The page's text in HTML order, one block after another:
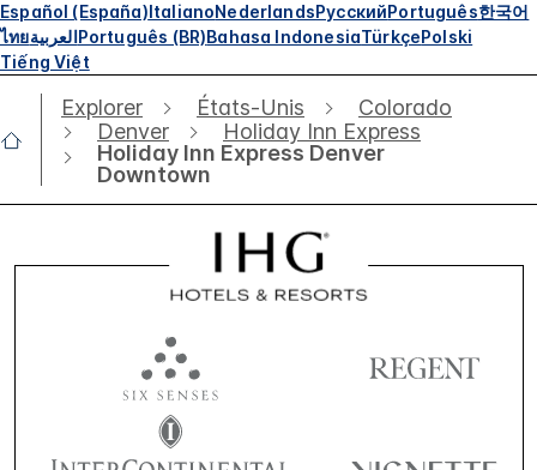
Español (España)ItalianoNederlandsРусскийPortuguês한국어
ไทยالعربيةPortuguês (BR)Bahasa IndonesiaTürkçePolski
Tiếng Việt
Explorer États-Unis
Colorado
Denver
Holiday Inn Express
Holiday Inn Express Denver
Downtown